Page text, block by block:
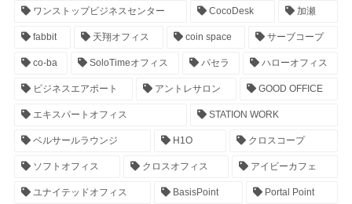
ワンストップビジネスセンター CocoDesk 加瀬
fabbit 天翔オフィス coin space サーブコープ
co-ba SoloTimeオフィス パセラ ハローオフィス
ビジネスエアポート アントレサロン GOOD OFFICE
エキスパートオフィス STATION WORK
ベルサールラウンジ H1O クロスコープ
ソフトオフィス クロスオフィス アイビーカフェ
ユナイテッドオフィス BasisPoint Portal Point